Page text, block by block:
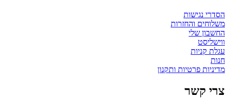
הסדרי נגישות
משלוחים והחזרות
החשבון שלי
ווישליסט
עגלת קניות
חנות
מדיניות פרטיות ותקנון
צרי קשר